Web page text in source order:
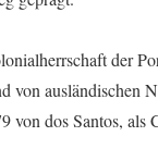
der
von ausländischen
von dos Santos, als